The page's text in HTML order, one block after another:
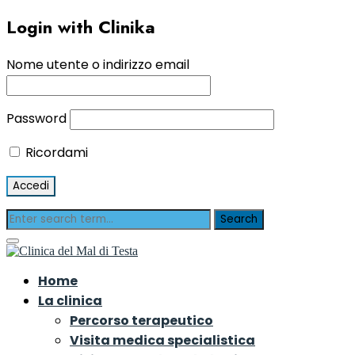
Login with Clinika
Nome utente o indirizzo email
Password
Ricordami
Home
La clinica
Percorso terapeutico
Visita medica specialistica